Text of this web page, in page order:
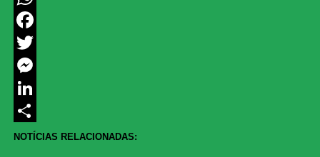
WhatsApp
Facebook
Twitter
Messenger
LinkedIn
Share
NOTÍCIAS RELACIONADAS: